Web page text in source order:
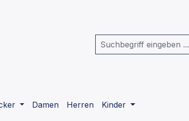
Damen Herren Kinder